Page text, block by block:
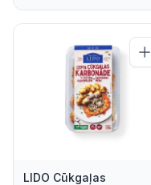
LIDO Cūkgaļas